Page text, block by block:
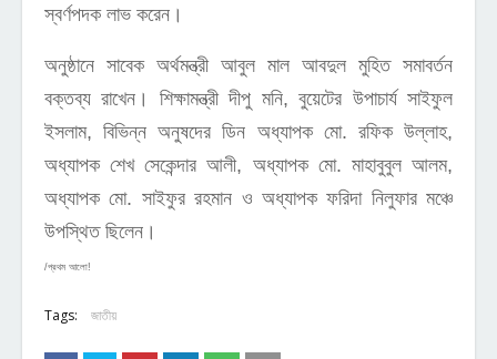
স্বর্ণপদক লাভ করেন।
অনুষ্ঠানে সাবেক অর্থমন্ত্রী আবুল মাল আবদুল মুহিত সমাবর্তন
বক্তব্য রাখেন। শিক্ষামন্ত্রী দীপু মনি, বুয়েটের উপাচার্য সাইফুল
ইসলাম, বিভিন্ন অনুষদের ডিন অধ্যাপক মো. রফিক উল্লাহ,
অধ্যাপক শেখ সেকেন্দার আলী, অধ্যাপক মো. মাহাবুবুল আলম,
অধ্যাপক মো. সাইফুর রহমান ও অধ্যাপক ফরিদা নিলুফার মঞ্চে
উপস্থিত ছিলেন।
/প্রথম আলো!
Tags: জাতীয়